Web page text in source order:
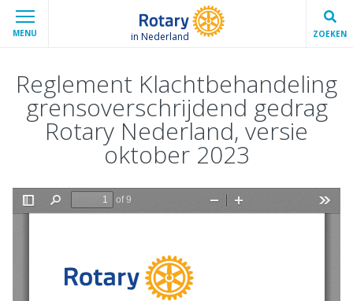
MENU in Nederland ZOEKEN
Reglement Klachtbehandeling
grensoverschrijdend gedrag
Rotary Nederland, versie
oktober 2023